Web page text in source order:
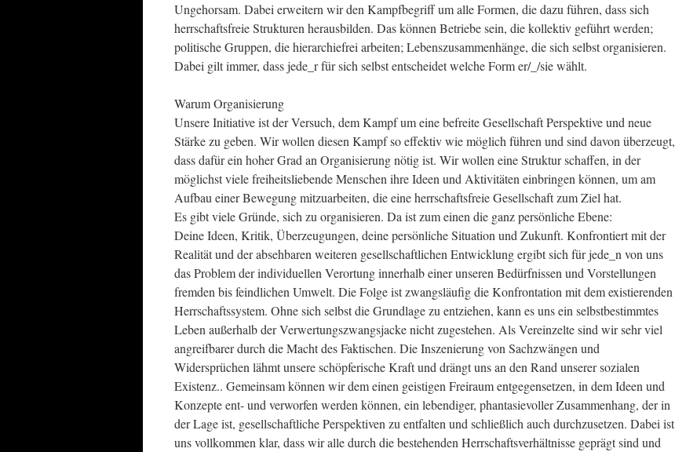
Ungehorsam. Dabei erweitern wir den Kampfbegriff um alle Formen, die dazu führen, dass sich
herrschaftsfreie Strukturen herausbilden. Das können Betriebe sein, die kollektiv geführt werden;
politische Gruppen, die hierarchiefrei arbeiten; Lebenszusammenhänge, die sich selbst organisieren.
Dabei gilt immer, dass jede_r für sich selbst entscheidet welche Form er/_/sie wählt.
Warum Organisierung
Unsere Initiative ist der Versuch, dem Kampf um eine befreite Gesellschaft Perspektive und neue
Stärke zu geben. Wir wollen diesen Kampf so effektiv wie möglich führen und sind davon überzeugt,
dass dafür ein hoher Grad an Organisierung nötig ist. Wir wollen eine Struktur schaffen, in der
möglichst viele freiheitsliebende Menschen ihre Ideen und Aktivitäten einbringen können, um am
Aufbau einer Bewegung mitzuarbeiten, die eine herrschaftsfreie Gesellschaft zum Ziel hat.
Es gibt viele Gründe, sich zu organisieren. Da ist zum einen die ganz persönliche Ebene:
Deine Ideen, Kritik, Überzeugungen, deine persönliche Situation und Zukunft. Konfrontiert mit der
Realität und der absehbaren weiteren gesellschaftlichen Entwicklung ergibt sich für jede_n von uns
das Problem der individuellen Verortung innerhalb einer unseren Bedürfnissen und Vorstellungen
fremden bis feindlichen Umwelt. Die Folge ist zwangsläufig die Konfrontation mit dem existierenden
Herrschaftssystem. Ohne sich selbst die Grundlage zu entziehen, kann es uns ein selbstbestimmtes
Leben außerhalb der Verwertungszwangsjacke nicht zugestehen. Als Vereinzelte sind wir sehr viel
angreifbarer durch die Macht des Faktischen. Die Inszenierung von Sachzwängen und
Widersprüchen lähmt unsere schöpferische Kraft und drängt uns an den Rand unserer sozialen
Existenz.. Gemeinsam können wir dem einen geistigen Freiraum entgegensetzen, in dem Ideen und
Konzepte ent- und verworfen werden können, ein lebendiger, phantasievoller Zusammenhang, der in
der Lage ist, gesellschaftliche Perspektiven zu entfalten und schließlich auch durchzusetzen. Dabei ist
uns vollkommen klar, dass wir alle durch die bestehenden Herrschaftsverhältnisse geprägt sind und